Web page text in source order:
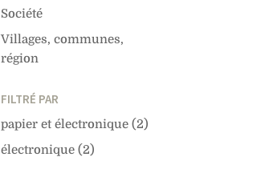
Société
Villages, communes,
région
FILTRÉ PAR
papier et électronique (2)
électronique (2)